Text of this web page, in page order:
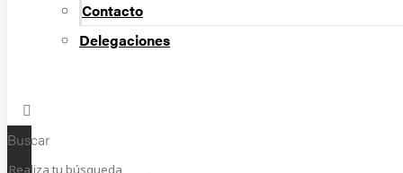
Contacto
Delegaciones
Buscar